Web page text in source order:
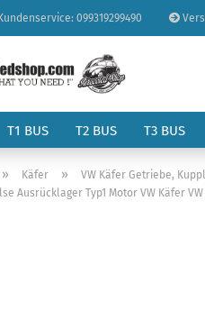
Kundenservice: 099319299490
T1 BUS T2 BUS T3 BUS
» Käfer » VW Käfer Getriebe,
Ausrücklager Typ1 Motor VW Käfer VW